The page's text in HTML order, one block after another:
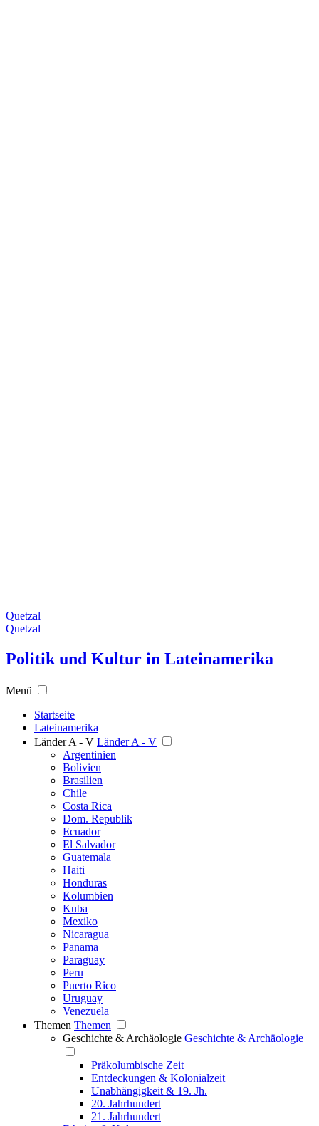
Quetzal
Quetzal
Politik und Kultur in Lateinamerika
Menü
Startseite
Lateinamerika
Länder A - V Länder A - V
Argentinien
Bolivien
Brasilien
Chile
Costa Rica
Dom. Republik
Ecuador
El Salvador
Guatemala
Haiti
Honduras
Kolumbien
Kuba
Mexiko
Nicaragua
Panama
Paraguay
Peru
Puerto Rico
Uruguay
Venezuela
Themen Themen
Geschichte & Archäologie Geschichte & Archäologie
Präkolumbische Zeit
Entdeckungen & Kolonialzeit
Unabhängigkeit & 19. Jh.
20. Jahrhundert
21. Jahrhundert